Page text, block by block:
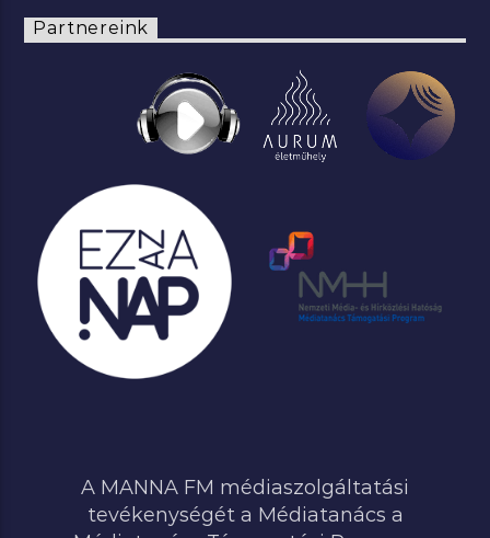
Partnereink
A MANNA FM médiaszolgáltatási
tevékenységét a Médiatanács a